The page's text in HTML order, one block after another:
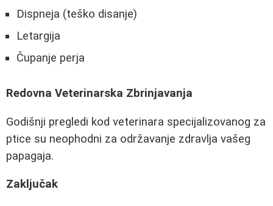
Dispneja (teško disanje)
Letargija
Čupanje perja
Redovna Veterinarska Zbrinjavanja
Godišnji pregledi kod veterinara specijalizovanog za
ptice su neophodni za održavanje zdravlja vašeg
papagaja.
Zaključak